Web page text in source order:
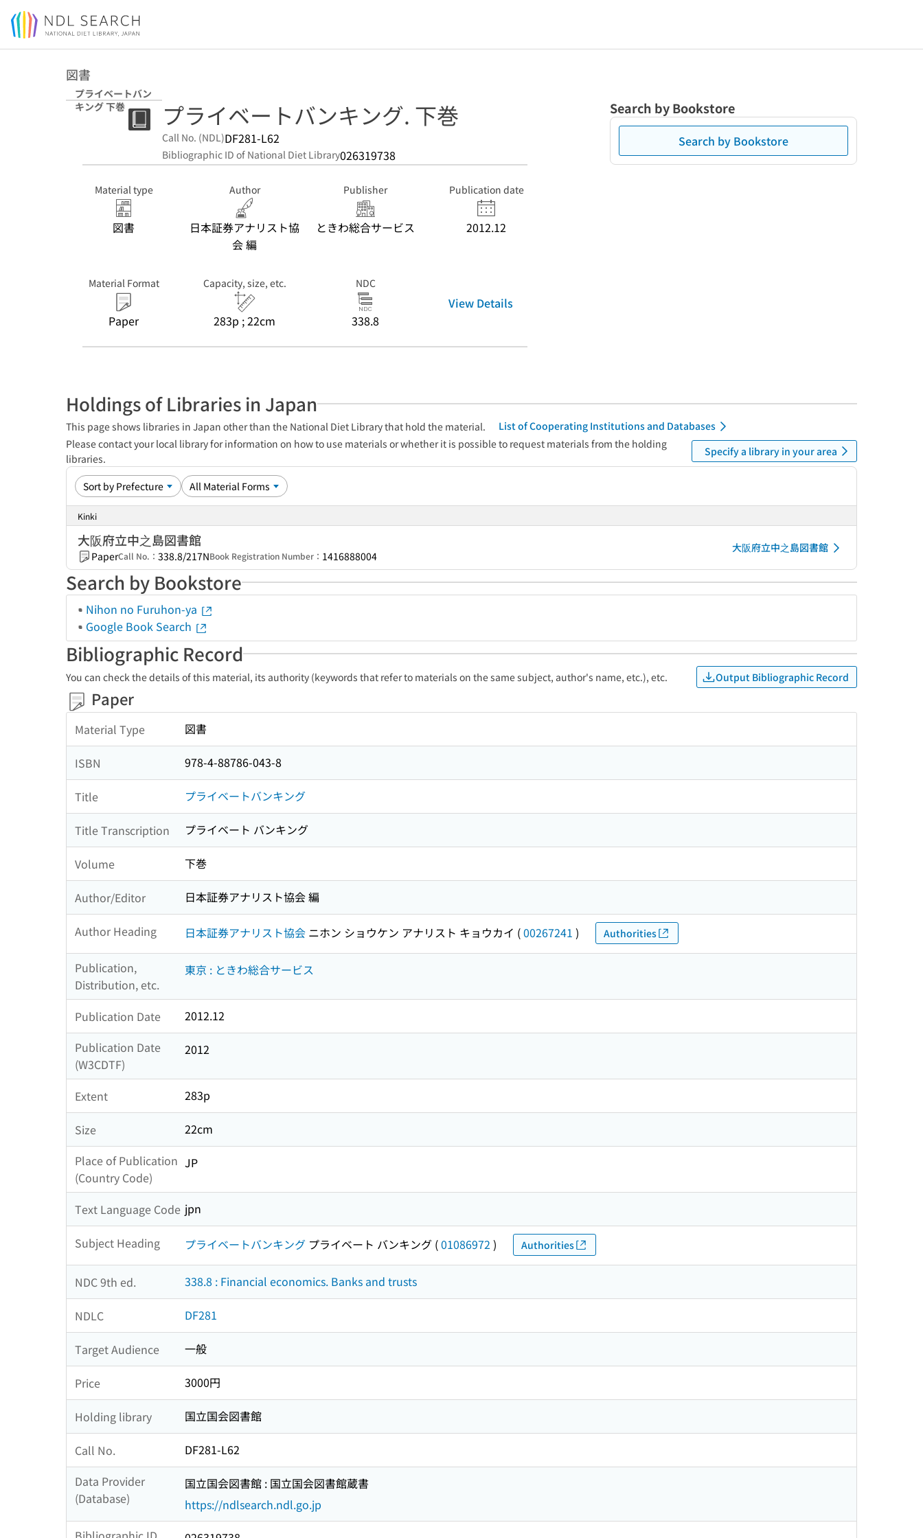
Jump to main content
図書
プライベートバン
キング 下巻
プライベートバンキング. 下巻
Call No. (NDL)DF281-L62
Bibliographic ID of National Diet Library026319738
Material type
図書
Author
日本証券アナリスト協
会 編
Publisher
ときわ総合サービス
Publication date
2012.12
Material Format
Paper
Capacity, size, etc.
283p ; 22cm
NDC
338.8
View Details
Search by Bookstore
Search by Bookstore
Holdings of Libraries in Japan
This page shows libraries in Japan other than the National Diet Library that hold the material.
List of Cooperating Institutions and Databases
Please contact your local library for information on how to use materials or whether it is possible to request materials from the holding
libraries.
Specify a library in your area
Kinki
大阪府立中之島図書館
PaperCall No.： 338.8/217NBook Registration Number： 1416888004
大阪府立中之島図書館
Search by Bookstore
Nihon no Furuhon-ya
Google Book Search
Bibliographic Record
You can check the details of this material, its authority (keywords that refer to materials on the same subject, author's name, etc.), etc. Output Bibliographic Record
Paper
Material Type 図書
ISBN 978-4-88786-043-8
Title プライベートバンキング
Title Transcription プライベート バンキング
Volume 下巻
Author/Editor 日本証券アナリスト協会 編
Author Heading 日本証券アナリスト協会 ニホン ショウケン アナリスト キョウカイ (00267241 ) Authorities
Publication,
Distribution, etc.
東京 : ときわ総合サービス
Publication Date
2012.12
Publication Date
(W3CDTF)
2012
Extent 283p
Size
22cm
Place of Publication
(Country Code)
JP
Text Language Code jpn
Subject Heading プライベートバンキング プライベート バンキング (01086972 ) Authorities
NDC 9th ed. 338.8 : Financial economics. Banks and trusts
NDLC DF281
Target Audience 一般
Price 3000円
Holding library 国立国会図書館
Call No.
DF281-L62
Data Provider
(Database)
国立国会図書館 : 国立国会図書館蔵書
https://ndlsearch.ndl.go.jp